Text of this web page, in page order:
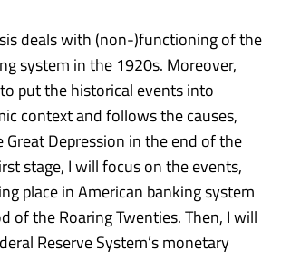
deals with (non-)functioning of the
system in the 1920s. Moreover,
put the historical events into
context and follows the causes,
Depression in the end of the
stage, I will focus on the events,
place in American banking system
of the Roaring Twenties. Then, I will
Reserve System’s monetary